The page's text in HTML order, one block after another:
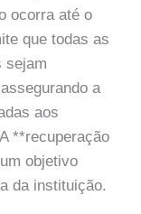
ocorra até o
que todas as
sejam
a
aos
**recuperação
objetivo
da instituição.